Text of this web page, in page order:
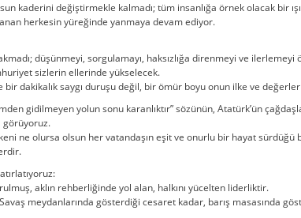
kaderini değiştirmekle kalmadı; tüm insanlığa örnek olacak bir ışık
herkesin yüreğinde yanmaya devam ediyor.
düşünmeyi, sorgulamayı, haksızlığa direnmeyi ve ilerlemeyi
sizlerin ellerinde yükselecek.
bir dakikalık saygı duruşu değil, bir ömür boyu onun ilke ve
gidilmeyen yolun sonu karanlıktır” sözünün, Atatürk’ün
görüyoruz.
ne olursa olsun her vatandaşın eşit ve onurlu bir hayat
aklın rehberliğinde yol alan, halkını yücelten liderliktir.
meydanlarında gösterdiği cesaret kadar, barış masasında